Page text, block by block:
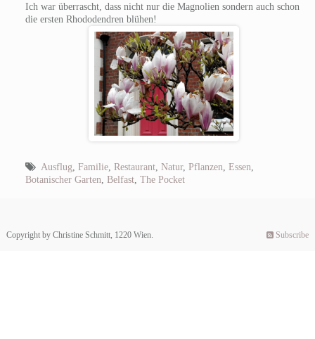
Ich war überrascht, dass nicht nur die Magnolien sondern auch schon
die ersten Rhododendren blühen!
Ausflug Familie, Restaurant, Natur, Pflanzen Essen
Botanischer Garten Belfast, The Pocket
Copyright by Christine Schmitt, 1220 Wien. Subscribe